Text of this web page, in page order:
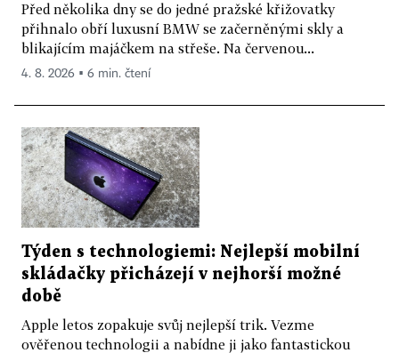
Před několika dny se do jedné pražské křižovatky
přihnalo obří luxusní BMW se začerněnými skly a
blikajícím majáčkem na střeše. Na červenou...
4. 8. 2026 ▪ 6 min. čtení
Týden s technologiemi: Nejlepší mobilní
skládačky přicházejí v nejhorší možné
době
Apple letos zopakuje svůj nejlepší trik. Vezme
ověřenou technologii a nabídne ji jako fantastickou